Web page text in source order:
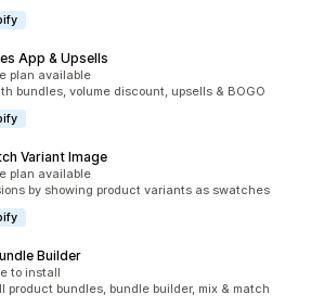
App & Upsells
plan available
bundles, volume discount, upsells & BOGO
Variant Image
plan available
by showing product variants as swatches
Builder
to install
product bundles, bundle builder, mix & match